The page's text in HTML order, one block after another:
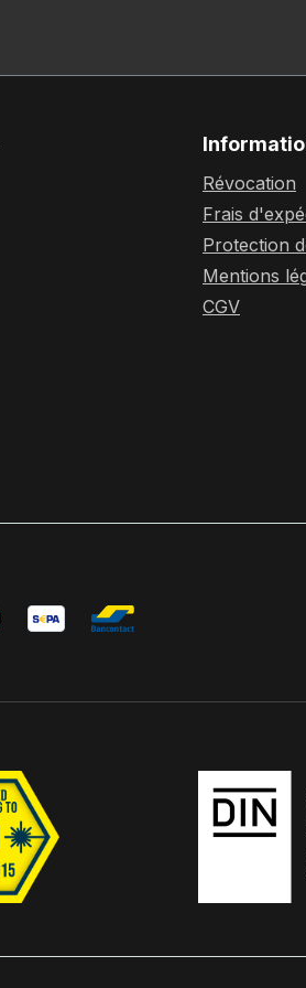
Révocation
Frais
Protection
Mentions
CGV